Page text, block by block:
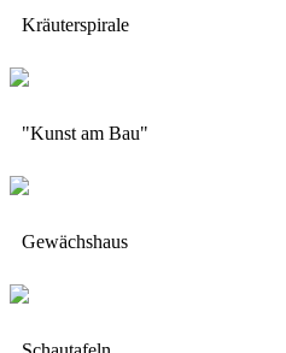
Kräuterspirale
"Kunst am Bau"
Gewächshaus